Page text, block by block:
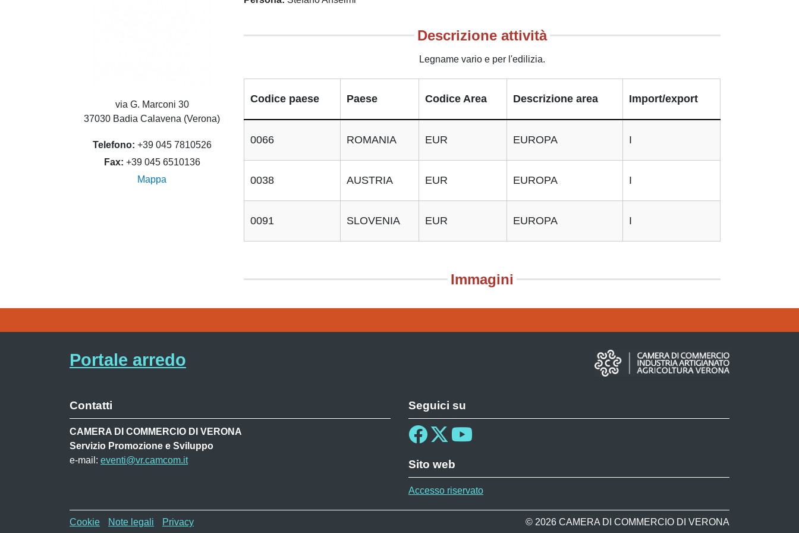
via G. Marconi 30
37030 Badia Calavena (Verona)
Telefono +39 045 7810526
Fax +39 045 6510136
Mappa
Descrizione attività
Legname vario e per l'edilizia.
Codice paese Paese Codice Area Descrizione area Import/export
0066 ROMANIA EUR EUROPA I
0038 AUSTRIA EUR EUROPA I
0091 SLOVENIA EUR EUROPA I
Immagini
Portale arredo
Contatti
CAMERA DI COMMERCIO DI VERONA
Servizio Promozione e Sviluppo
e-mail: eventi@vr.camcom.it
Seguici su
Sito web
Accesso riservato
Menù privacy MAF
Cookie Note legali Privacy © 2026 CAMERA DI COMMERCIO DI VERONA